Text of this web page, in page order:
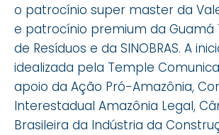
o patrocínio super master da
e patrocínio premium da
de Resíduos e da SINOBRAS. A
idealizada pela Temple
apoio da Ação Pró-Amazônia,
Interestadual Amazônia Legal,
Brasileira da Indústria da